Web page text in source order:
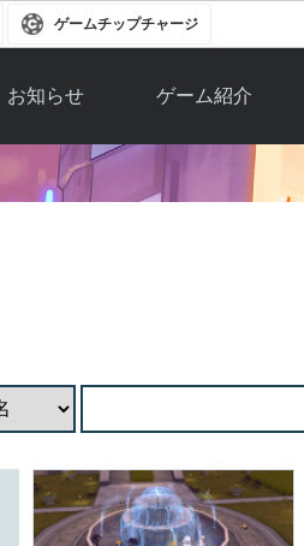
ゲームチップチャージ
お知らせ
お知らせ一覧
ゲーム紹介
ソウルワーカー
アップデート履
歴